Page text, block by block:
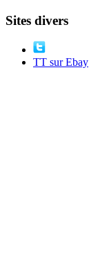
Sites divers
TT sur Ebay